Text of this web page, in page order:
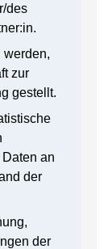
des
werden,
zur
gestellt.
an
der
der